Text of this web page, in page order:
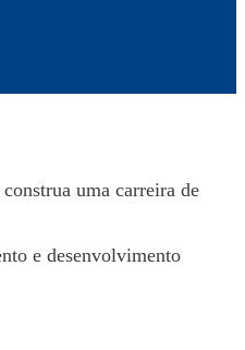
uma carreira de
e desenvolvimento